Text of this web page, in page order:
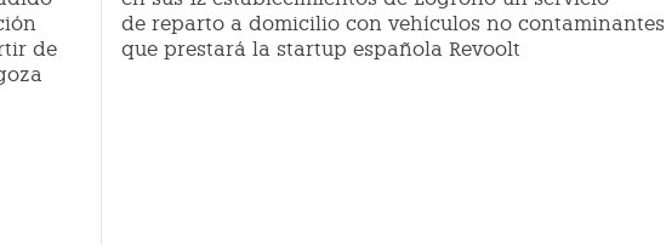
de
de reparto a domicilio con vehículos no contaminantes
que prestará la startup española Revoolt